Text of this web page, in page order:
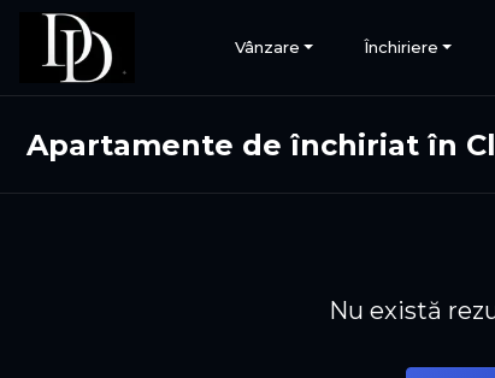
Vânzare Închiriere
Apartamente de închiriat în
Nu există